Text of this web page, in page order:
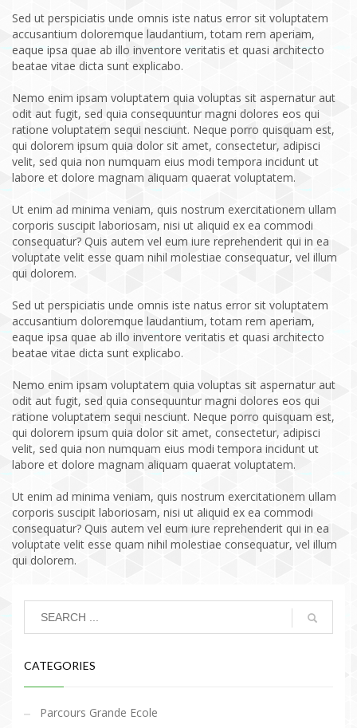
Sed ut perspiciatis unde omnis iste natus error sit voluptatem
accusantium doloremque laudantium, totam rem aperiam,
eaque ipsa quae ab illo inventore veritatis et quasi architecto
beatae vitae dicta sunt explicabo.
Nemo enim ipsam voluptatem quia voluptas sit aspernatur aut
odit aut fugit, sed quia consequuntur magni dolores eos qui
ratione voluptatem sequi nesciunt. Neque porro quisquam est,
qui dolorem ipsum quia dolor sit amet, consectetur, adipisci
velit, sed quia non numquam eius modi tempora incidunt ut
labore et dolore magnam aliquam quaerat voluptatem.
Ut enim ad minima veniam, quis nostrum exercitationem ullam
corporis suscipit laboriosam, nisi ut aliquid ex ea commodi
consequatur? Quis autem vel eum iure reprehenderit qui in ea
voluptate velit esse quam nihil molestiae consequatur, vel illum
qui dolorem.
Sed ut perspiciatis unde omnis iste natus error sit voluptatem
accusantium doloremque laudantium, totam rem aperiam,
eaque ipsa quae ab illo inventore veritatis et quasi architecto
beatae vitae dicta sunt explicabo.
Nemo enim ipsam voluptatem quia voluptas sit aspernatur aut
odit aut fugit, sed quia consequuntur magni dolores eos qui
ratione voluptatem sequi nesciunt. Neque porro quisquam est,
qui dolorem ipsum quia dolor sit amet, consectetur, adipisci
velit, sed quia non numquam eius modi tempora incidunt ut
labore et dolore magnam aliquam quaerat voluptatem.
Ut enim ad minima veniam, quis nostrum exercitationem ullam
corporis suscipit laboriosam, nisi ut aliquid ex ea commodi
consequatur? Quis autem vel eum iure reprehenderit qui in ea
voluptate velit esse quam nihil molestiae consequatur, vel illum
qui dolorem.
CATEGORIES
Parcours Grande Ecole